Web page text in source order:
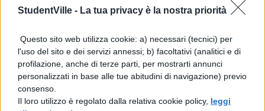
StudentVille - La tua privacy è la nostra priorità
Questo sito web utilizza cookie: a) necessari (tecnici) per
l'uso del sito e dei servizi annessi; b) facoltativi (analitici e di
profilazione, anche di terze parti, per mostrarti annunci
personalizzati in base alle tue abitudini di navigazione) previo
consenso.
Il loro utilizzo è regolato dalla relativa cookie policy, leggi
rimanere fedele alle donne, cioè alla
non più intermediarie tra l’uomo e Dio, ma
tra lo scrittore e la poesia. Boccaccio si
difende dall’accusa di aver descritto
situazioni poco convenienti con parole